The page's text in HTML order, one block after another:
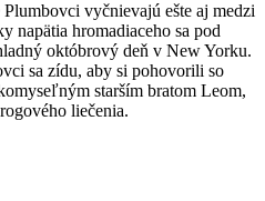
vyčnievajú ešte aj medzi
napätia hromadiaceho sa pod
októbrový deň v New Yorku.
sa zídu, aby si pohovorili so
starším bratom Leom,
liečenia.